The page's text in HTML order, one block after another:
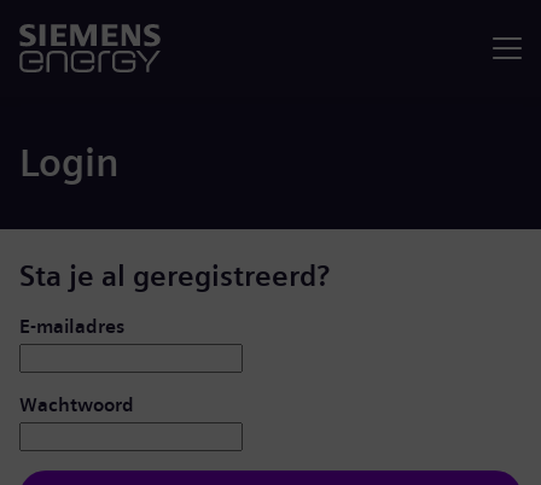
Login
Sta je al geregistreerd?
Inloggen: gebruiker en wachtwoord
E-mailadres
Wachtwoord